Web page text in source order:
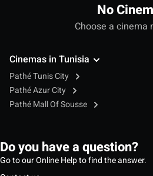
No
Choose a cinema
Cinemas in Tunisia
Pathé Tunis City
Pathé Azur City
Pathé Mall Of Sousse
Do you have a question?
Go to our Online Help to find the answer.